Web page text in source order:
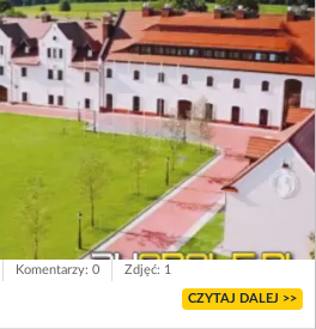
Komentarzy: 0 Zdjęć: 1
CZYTAJ DALEJ >>